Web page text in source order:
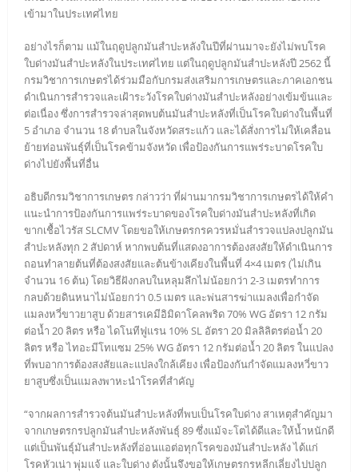
เข้ามาในประเทศไทย
อย่างไรก็ตาม แม้ในฤดูปลูกมันสำปะหลังในปีที่ผ่านมาจะยังไม่พบโรค
ใบด่างมันสำปะหลังในประเทศไทย แต่ในฤดูปลูกมันสำปะหลังปี 2562 นี้
กรมวิชาการเกษตรได้ร่วมมือกับกรมส่งเสริมการเกษตรและภาคเอกชน
ดำเนินการสำรวจและเฝ้าระวังโรคใบด่างมันสำปะหลังอย่างเข้มข้นและ
ต่อเนื่อง ซึ่งการสำรวจล่าสุดพบต้นมันสำปะหลังที่เป็นโรคใบด่างในพื้นที่
5 อำเภอ จำนวน 18 ตำบลในจังหวัดสระแก้ว และได้สั่งการไม่ให้เคลื่อน
ย้ายท่อนพันธุ์ที่เป็นโรคข้ามจังหวัด เพื่อป้องกันการแพร่ระบาดโรคใบ
ด่างไปยังพื้นที่อื่น
อธิบดีกรมวิชาการเกษตร กล่าวว่า ที่ผ่านมากรมวิชาการเกษตรได้ให้คำ
แนะนำการป้องกันการแพร่ระบาดของโรคใบด่างมันสำปะหลังที่เกิด
ขากเชื้อไวรัส SLCMV โดยขอให้เกษตรกรควรหมั่นสำรวจแปลงปลูกมัน
สำปะหลังทุก 2 สัปดาห์ หากพบต้นที่แสดงอาการต้องสงสัยให้ดำเนินการ
ถอนทำลายต้นที่ต้องสงสัยและต้นข้างเคียงในพื้นที่ 4×4 เมตร (ไม่เกิน
จำนวน 16 ต้น) โดยวิธีฝังกลบในหลุมลึกไม่น้อยกว่า 2-3 เมตรทำการ
กลบด้วยดินหนาไม่น้อยกว่า 0.5 เมตร และพ่นสารฆ่าแมลงเพื่อกำจัด
แมลงหวี่ขาวยาสูบ ด้วยสารเคมีอิมิดาโคลพริด 70% WG อัตรา 12 กรัม
ต่อน้ำ 20 ลิตร หรือ ไดโนทีฟูแรน 10% SL อัตรา 20 มิลลิลิตรต่อน้ำ 20
ลิตร หรือ ไทอะมีโทแซม 25% WG อัตรา 12 กรัมต่อน้ำ 20 ลิตร ในแปลง
ที่พบอาการต้องสงสัยและแปลงใกล้เคียง เพื่อป้องกันกำจัดแมลงหวี่ขาว
ยาสูบซึ่งเป็นแมลงพาหะนำโรคที่สำคัญ
“จากผลการสำรวจต้นมันสำปะหลังที่พบเป็นโรคใบด่าง สาเหตุสำคัญมา
จากเกษตรกรปลูกมันสำปะหลังพันธุ์ 89 ซึ่งแม้จะโตได้ดีและให้น้ำหนักดี
แต่เป็นพันธุ์มันสำปะหลังที่อ่อนแอต่อทุกโรคของมันสำปะหลัง ได้แก่
โรคหัวเน่า พุ่มแจ้ และใบด่าง ดังนั้นจึงขอให้เกษตรกรหลีกเลี่ยงไปปลูก